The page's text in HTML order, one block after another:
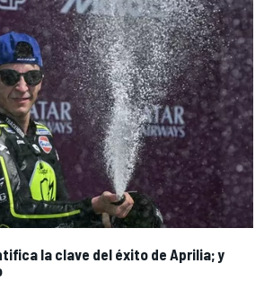
la clave del éxito de Aprilia; y